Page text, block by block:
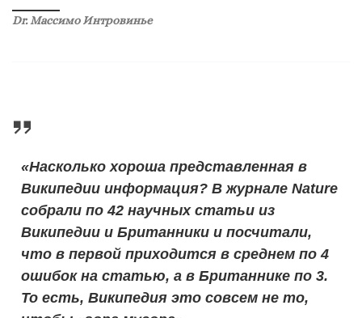
Dr. Массимо Интровинье
«Насколько хороша представленная в
Википедии информация? В журнале Nature
собрали по 42 научных статьи из
Википедии и Британники и посчитали,
что в первой приходится в среднем по 4
ошибок на статью, а в Британнике по 3.
То есть, Википедия это совсем не то,